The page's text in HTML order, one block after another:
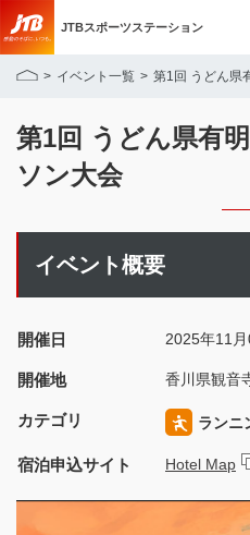
JTBスポーツステーション
イベント一覧 第1回 うどん県
第1回 うどん県有
ソン大会
イベント概要
開催日 2025年11
開催地 香川県観音
カテゴリ ランニ
宿泊申込サイト Hotel Map